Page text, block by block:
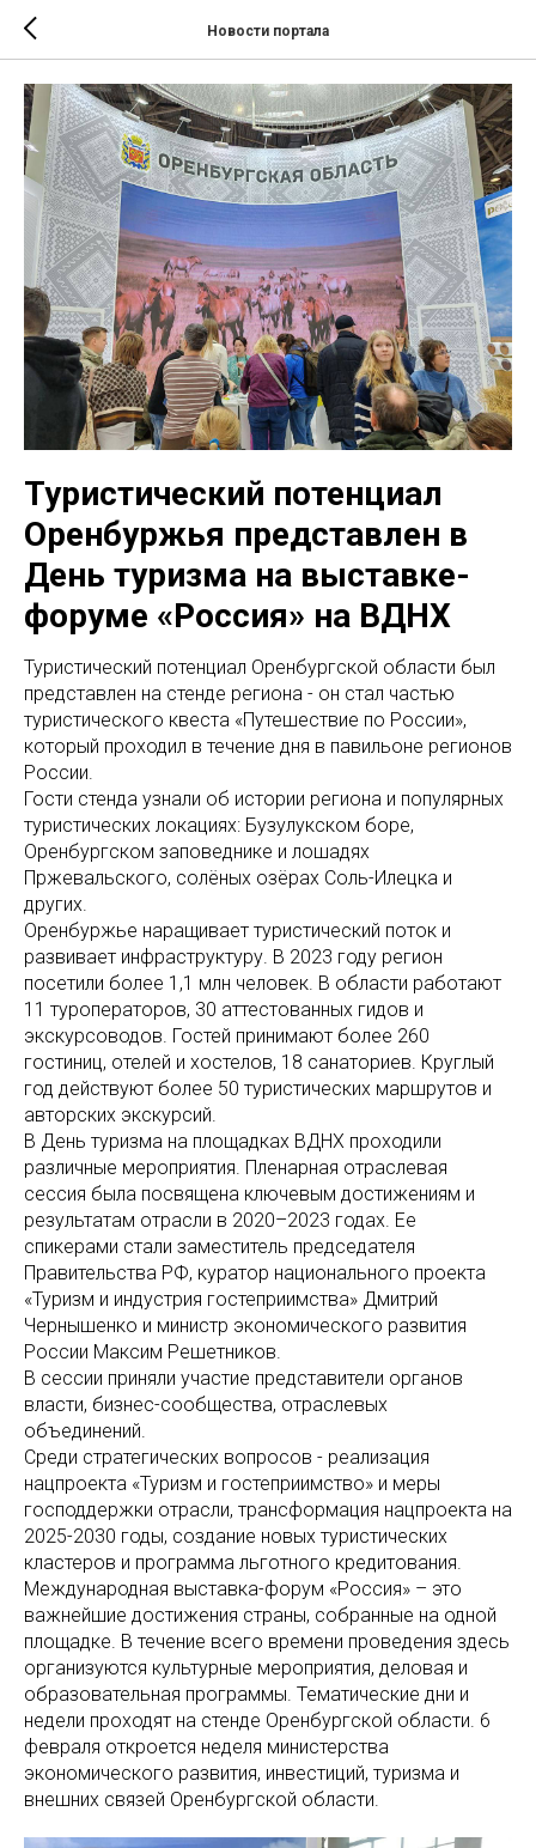
Новости портала
Туристический потенциал
Оренбуржья представлен в
День туризма на выставке-
форуме «Россия» на ВДНХ
Туристический потенциал Оренбургской области был
представлен на стенде региона - он стал частью
туристического квеста «Путешествие по России»,
который проходил в течение дня в павильоне регионов
России.
Гости стенда узнали об истории региона и популярных
туристических локациях: Бузулукском боре,
Оренбургском заповеднике и лошадях
Пржевальского, солёных озёрах Соль-Илецка и
других.
Оренбуржье наращивает туристический поток и
развивает инфраструктуру. В 2023 году регион
посетили более 1,1 млн человек. В области работают
11 туроператоров, 30 аттестованных гидов и
экскурсоводов. Гостей принимают более 260
гостиниц, отелей и хостелов, 18 санаториев. Круглый
год действуют более 50 туристических маршрутов и
авторских экскурсий.
В День туризма на площадках ВДНХ проходили
различные мероприятия. Пленарная отраслевая
сессия была посвящена ключевым достижениям и
результатам отрасли в 2020–2023 годах. Ее
спикерами стали заместитель председателя
Правительства РФ, куратор национального проекта
«Туризм и индустрия гостеприимства» Дмитрий
Чернышенко и министр экономического развития
России Максим Решетников.
В сессии приняли участие представители органов
власти, бизнес-сообщества, отраслевых
объединений.
Среди стратегических вопросов - реализация
нацпроекта «Туризм и гостеприимство» и меры
господдержки отрасли, трансформация нацпроекта на
2025-2030 годы, создание новых туристических
кластеров и программа льготного кредитования.
Международная выставка-форум «Россия» – это
важнейшие достижения страны, собранные на одной
площадке. В течение всего времени проведения здесь
организуются культурные мероприятия, деловая и
образовательная программы. Тематические дни и
недели проходят на стенде Оренбургской области. 6
февраля откроется неделя министерства
экономического развития, инвестиций, туризма и
внешних связей Оренбургской области.